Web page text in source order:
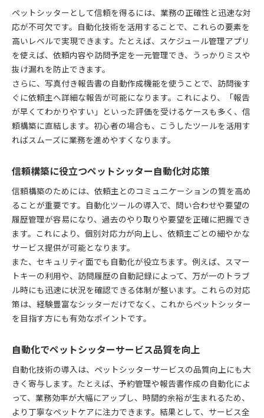
ペットシッターとして信頼を得るには、業務の正確性と迅速な対
応が不可欠です。自動化技術を活用することで、これらの要素を
高いレベルで実現できます。たとえば、スケジュール管理アプリ
を使えば、依頼内容や訪問予定を一元管理でき、うっかりミスや
抜け漏れを防止できます。
さらに、写真付き報告書の自動作成機能を使うことで、訪問後す
ぐに依頼主へ詳細な報告が可能になります。これにより、「報告
が早くてわかりやすい」といった評価を受けるケースも多く、信
頼構築に直結します。初心者の場合も、こうしたツールを活用す
ればスムーズに業務を進めやすくなります。
信頼構築に役立つペットシッター自動化対応策
信頼構築のためには、依頼主とのコミュニケーションの質を高め
ることが重要です。自動化ツールの導入で、問い合わせや要望の
履歴管理が容易になり、過去のやり取りや要望を正確に把握でき
ます。これにより、個別対応力が向上し、依頼主ごとの細やかな
サービス提供が可能となります。
また、セキュリティ面でも自動化が役立ちます。例えば、スマー
トキーの利用や、訪問履歴の自動記録によって、万が一のトラブ
ル時にも迅速に状況を確認できる体制が整います。これらの対応
策は、経験豊富なシッターだけでなく、これからペットシッター
を目指す方にも有効なポイントです。
自動化でペットシッターサービス品質を向上
自動化技術の導入は、ペットシッターサービスの品質向上にも大
きく寄与します。たとえば、予約管理や報告書作成の自動化によ
って、業務効率が大幅にアップし、時間的余裕が生まれるため、
より丁寧なペットケアに注力できます。結果として、サービス全